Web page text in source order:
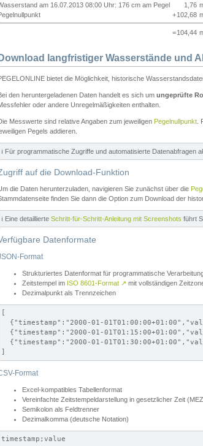
am 16.07.2013 08:00 Uhr: 176 cm am Pegel
1,76
+102,68
=104,44
Download langfristiger Wasserstände und
bietet die Möglichkeit, historische
den heruntergeladenen Daten handelt es sich um ungeprüfte
oder andere Unregelmäßigkeiten enthalten.
Messwerte sind relative Angaben zum jeweiligen Pegelnullpunkt
Pegels addieren.
ℹ️ Für programmatische Zugriffe und automatisierte Datenabfragen
auf die Download-Funktion
die Daten herunterzuladen, navigieren Sie zunächst über die
finden Sie dann die Option zum Download der
ℹ️ Eine detaillierte Schritt-für-Schritt-Anleitung mit Screenshots führt
Datenformate
Format
Strukturiertes Datenformat für programmatische
Zeitstempel im ISO 8601-Format ↗ mit vollständigen
Dezimalpunkt als Trennzeichen
[
{"timestamp":"2000-01-
{"timestamp":"2000-01-
{"timestamp":"2000-01-
]
Format
Excel-kompatibles Tabellenformat
Vereinfachte Zeitstempeldarstellung in gesetzlicher Zeit
Semikolon als Feldtrenner
Dezimalkomma (deutsche Notation)
timestamp;value